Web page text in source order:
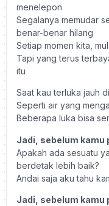
menelepon
Segalanya memudar
benar-benar hilang
Setiap momen kita,
Tapi yang terus
itu
Saat kau terluka jauh
Seperti air yang
Beberapa luka bisa
Jadi, sebelum kamu
Apakah ada sesuatu
berdetak lebih baik?
Andai saja aku tahu
Jadi, sebelum kamu